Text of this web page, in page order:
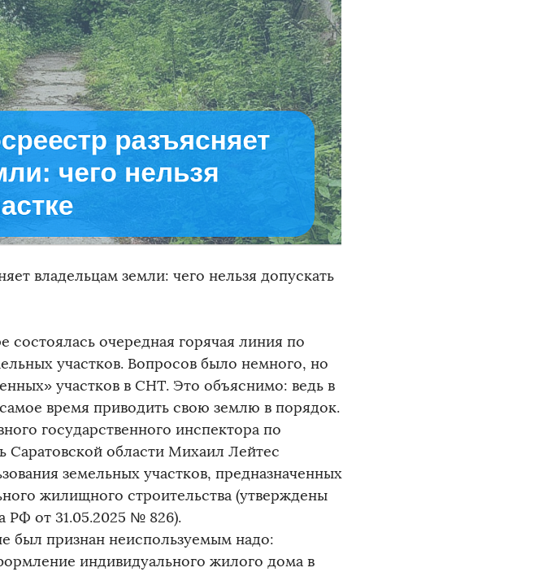
владельцам земли: чего нельзя допускать
состоялась очередная горячая линия по
участков. Вопросов было немного, но
участков в СНТ. Это объяснимо: ведь в
время приводить свою землю в порядок.
государственного инспектора по
Саратовской области Михаил Лейтес
земельных участков, предназначенных
жилищного строительства (утверждены
РФ от 31.05.2025 № 826).
был признан неиспользуемым надо:
индивидуального жилого дома в